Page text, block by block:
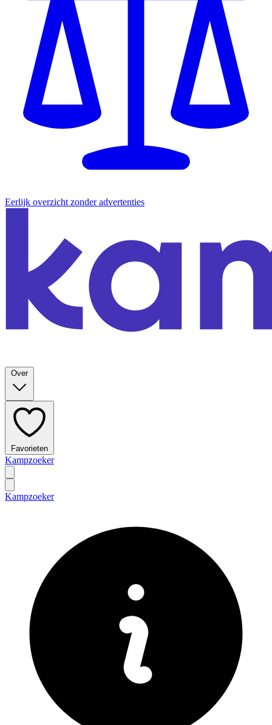
Eerlijk overzicht zonder advertenties
Over
Favorieten
Kampzoeker
Kampzoeker